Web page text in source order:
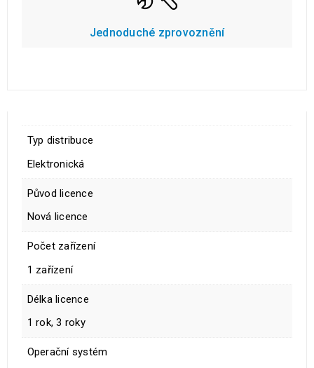
Jednoduché zprovoznění
Typ distribuce
Elektronická
Původ licence
Nová licence
Počet zařízení
1 zařízení
Délka licence
1 rok, 3 roky
Operační systém